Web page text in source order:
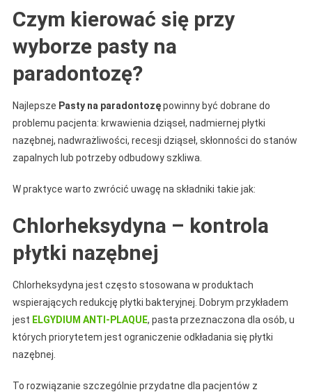
Czym kierować się przy
wyborze pasty na
paradontozę?
Najlepsze Pasty na paradontozępowinny być dobrane do
problemu pacjenta: krwawienia dziąseł, nadmiernej płytki
nazębnej, nadwrażliwości, recesji dziąseł, skłonności do stanów
zapalnych lub potrzeby odbudowy szkliwa.
W praktyce warto zwrócić uwagę na składniki takie jak:
Chlorheksydyna – kontrola
płytki nazębnej
Chlorheksydyna jest często stosowana w produktach
wspierających redukcję płytki bakteryjnej. Dobrym przykładem
jest ELGYDIUM ANTI-PLAQUE, pasta przeznaczona dla osób, u
których priorytetem jest ograniczenie odkładania się płytki
nazębnej.
To rozwiązanie szczególnie przydatne dla pacjentów z